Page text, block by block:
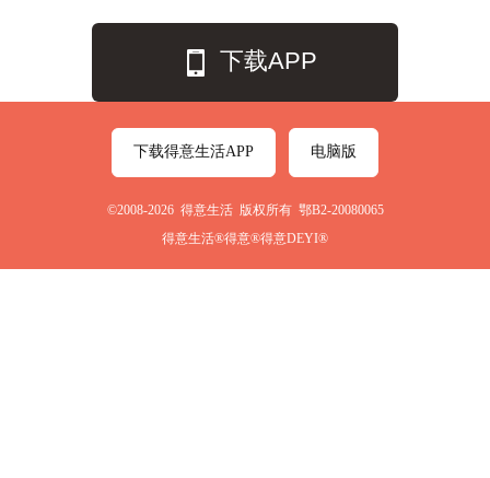
下载APP
下载得意生活APP 电脑版
©2008-2026 得意生活 版权所有 鄂B2-20080065
得意生活®得意®得意DEYI®